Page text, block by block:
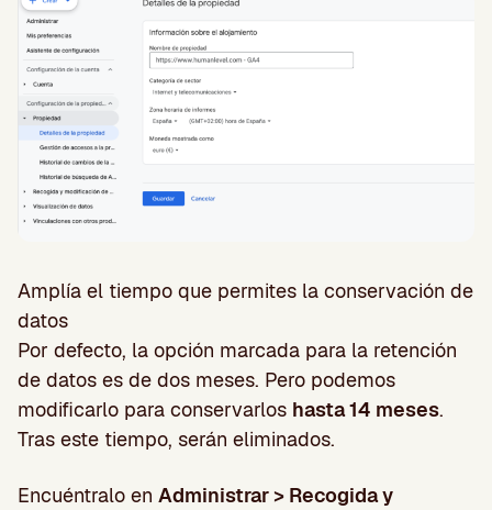
Amplía el tiempo que permites la conservación de
datos
Por defecto, la opción marcada para la retención
de datos es de dos meses. Pero podemos
modificarlo para conservarlos hasta 14 meses.
Tras este tiempo, serán eliminados.
Encuéntralo en Administrar > Recogida y